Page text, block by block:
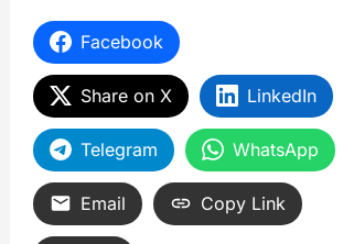
Facebook
Share on X LinkedIn
Telegram WhatsApp
Email Copy Link